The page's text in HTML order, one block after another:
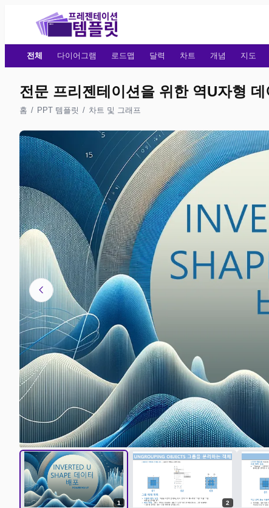
전체 다이어그램 로드맵 달력 차트 개념 지도
전문 프리젠테이션을 위한 역U자형
홈 / PPT 템플릿 / 차트 및 그래프
chevron_left
1 2